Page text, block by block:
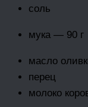
соль
мука — 90 г
масло
перец
молоко